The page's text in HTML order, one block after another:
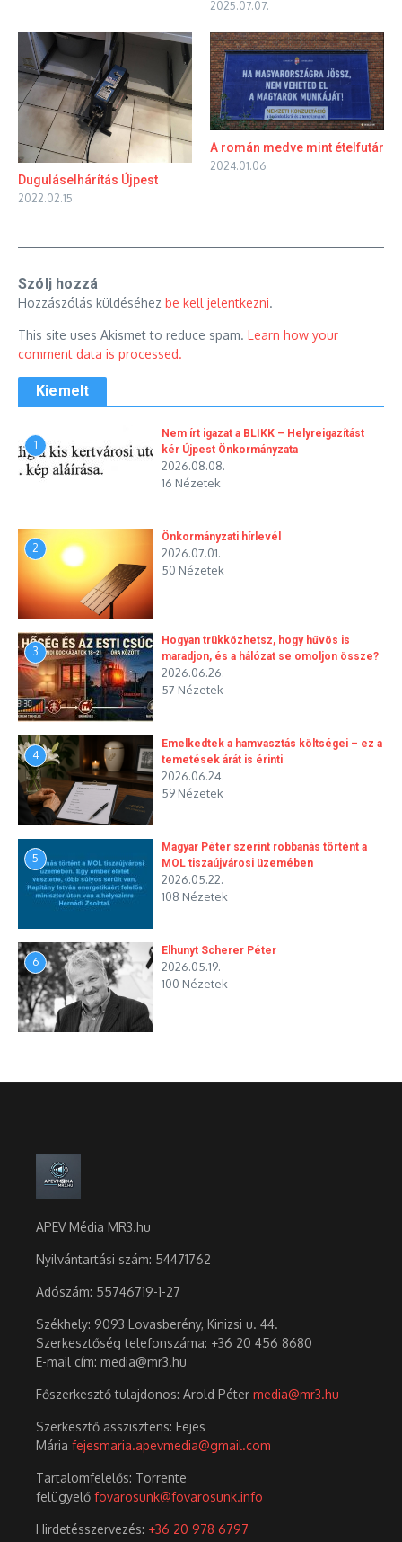
2025.07.07.
Duguláselhárítás Újpest
2022.02.15.
A román medve mint ételfutár
2024.01.06.
Szólj hozzá
Hozzászólás küldéséhez be kell jelentkezni.
This site uses Akismet to reduce spam. Learn how your
comment data is processed.
Kiemelt
1
Nem írt igazat a BLIKK – Helyreigazítást
kér Újpest Önkormányzata
2026.08.08.
16 Nézetek
2
Önkormányzati hírlevél
2026.07.01.
50 Nézetek
3
Hogyan trükközhetsz, hogy hűvös is
maradjon, és a hálózat se omoljon össze?
2026.06.26.
57 Nézetek
4
Emelkedtek a hamvasztás költségei – ez a
temetések árát is érinti
2026.06.24.
59 Nézetek
5
Magyar Péter szerint robbanás történt a
MOL tiszaújvárosi üzemében
2026.05.22.
108 Nézetek
6
Elhunyt Scherer Péter
2026.05.19.
100 Nézetek
APEV Média MR3.hu
Nyilvántartási szám: 54471762
Adószám: 55746719-1-27
Székhely: 9093 Lovasberény, Kinizsi u. 44.
Szerkesztőség telefonszáma: +36 20 456 8680
E-mail cím: media@mr3.hu
Főszerkesztő tulajdonos: Arold Péter media@mr3.hu
Szerkesztő asszisztens: Fejes
Mária fejesmaria.apevmedia@gmail.com
Tartalomfelelős: Torrente
felügyelő fovarosunk@fovarosunk.info
Hirdetésszervezés: +36 20 978 6797